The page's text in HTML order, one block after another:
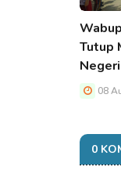
Tutup
08
0